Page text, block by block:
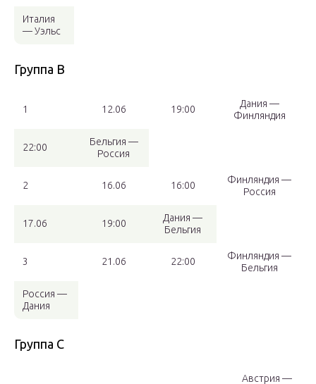
Италия
— Уэльс
Группа B
1 12.06 19:00
Дания —
Финляндия
22:00
Бельгия —
Россия
2 16.06 16:00
Финляндия —
Россия
17.06 19:00
Дания —
Бельгия
3 21.06 22:00
Финляндия —
Бельгия
Россия —
Дания
Группа C
Австрия —